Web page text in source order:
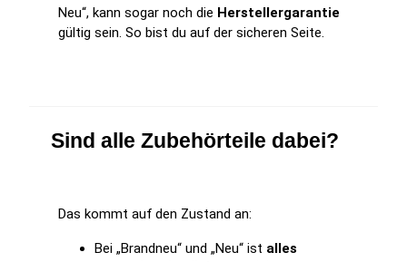
Neu“, kann sogar noch die Herstellergarantie
gültig sein. So bist du auf der sicheren Seite.
Sind alle Zubehörteile dabei?
Das kommt auf den Zustand an:
Bei „Brandneu“ und „Neu“ ist alles